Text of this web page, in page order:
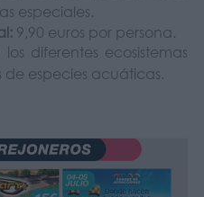
especiales.
9,90 euros por persona.
diferentes ecosistemas
de especies acuáticas.